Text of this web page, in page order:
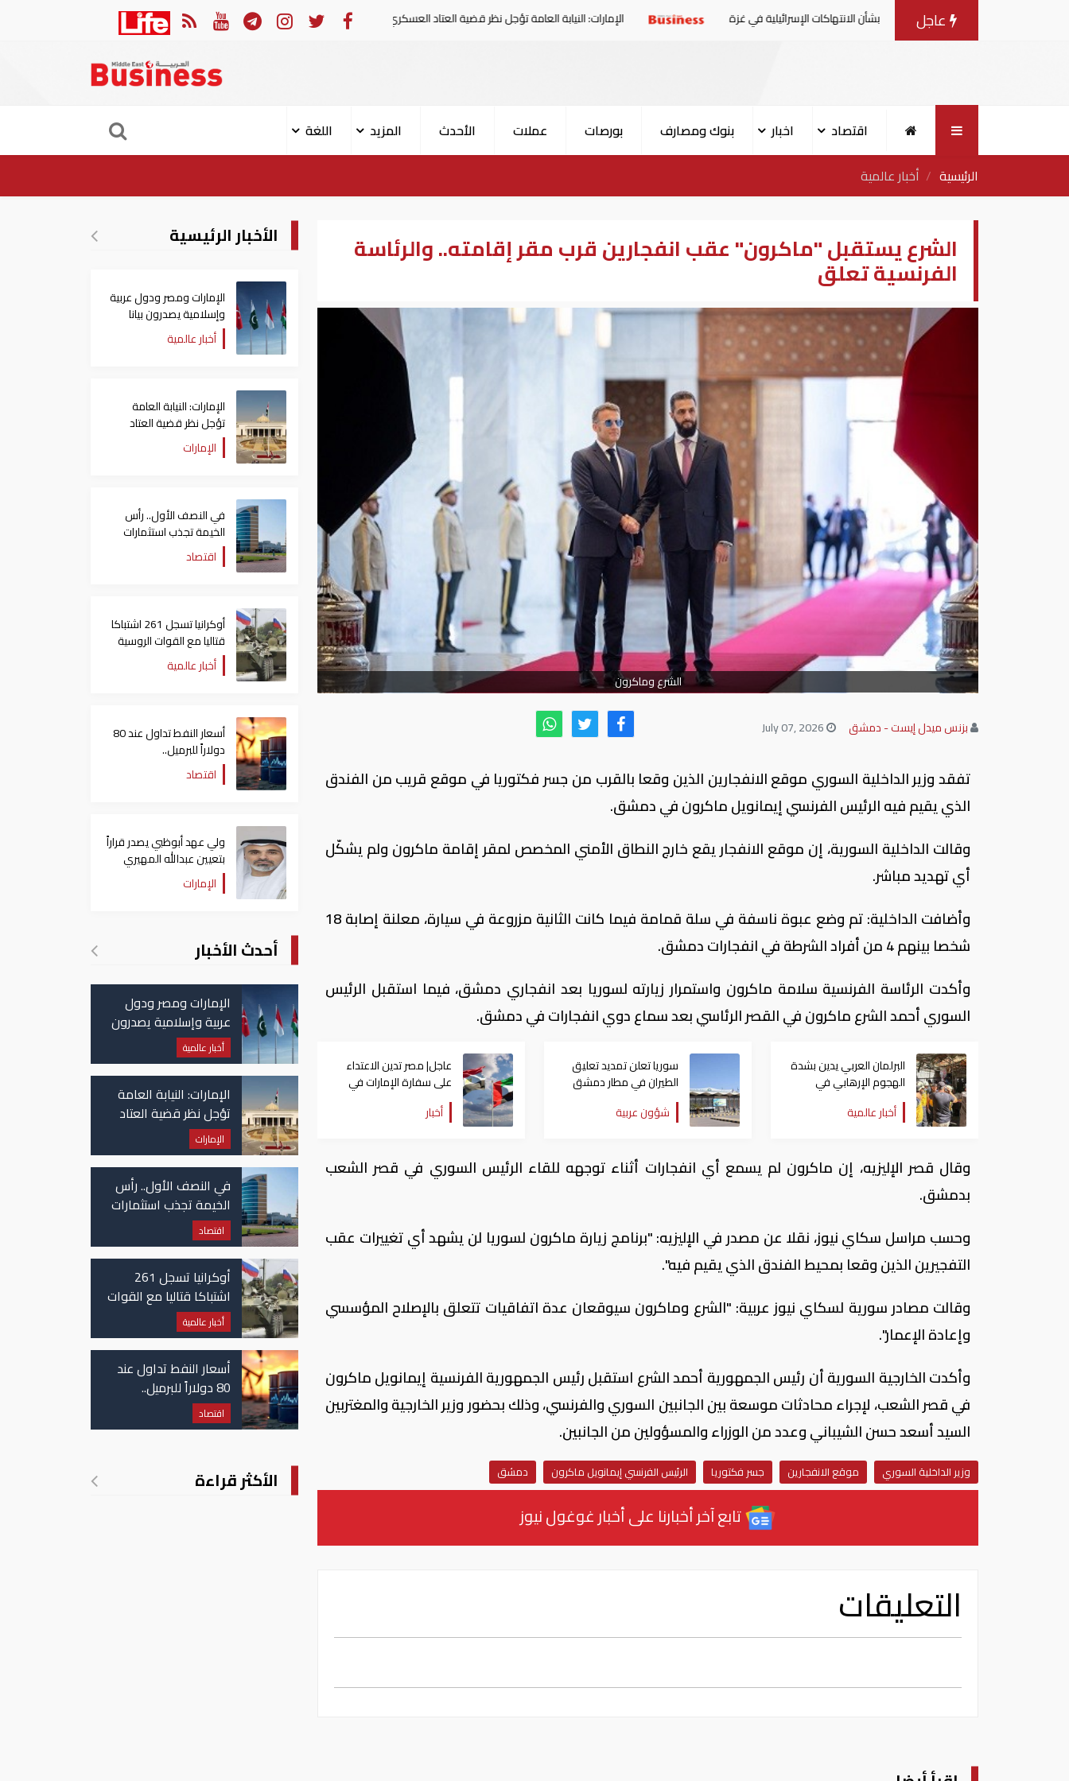
عاجل
يصدرون بيانا مشتركا بشأن الانتهاكات الإسرائيلية في غزة الإمارات: النيابة العامة تؤجل نظر قضية العتاد العسكري للسودان في النصف الأول.. رأس الخيمة تجذب استثمارات تتجاوز 771 مليون درهم
اقتصاد اخبار بنوك ومصارف بورصات عملات الأحدث المزيد
اللغة
الرئيسية
أخبار عالمية
الشرع يستقبل "ماكرون" عقب انفجارين قرب مقر إقامته.. والرئاسة
الفرنسية تعلق
الشرع وماكرون
بزنس ميدل إيست - دمشق
تفقد وزير الداخلية السوري موقع الانفجارين الذين وقعا بالقرب من جسر فكتوريا في موقع قريب من الفندق
الذي يقيم فيه الرئيس الفرنسي إيمانويل ماكرون في دمشق.
وقالت الداخلية السورية، إن موقع الانفجار يقع خارج النطاق الأمني المخصص لمقر إقامة ماكرون ولم يشكّل
أي تهديد مباشر.
وأضافت الداخلية: تم وضع عبوة ناسفة في سلة قمامة فيما كانت الثانية مزروعة في سيارة، معلنة إصابة 18
شخصا بينهم 4 من أفراد الشرطة في انفجارات دمشق.
وأكدت الرئاسة الفرنسية سلامة ماكرون واستمرار زيارته لسوريا بعد انفجاري دمشق، فيما استقبل الرئيس
السوري أحمد الشرع ماكرون في القصر الرئاسي بعد سماع دوي انفجارات في دمشق.
البرلمان العربي يدين بشدة
الهجوم الإرهابي في
دمشق
أخبار عالمية
سوريا تعلن تمديد تعليق
الطيران في مطار دمشق
حتى نهاية اليوم
شؤون عربية
عاجل| مصر تدين الاعتداء
على سفارة الإمارات في
دمشق
أخبار
وقال قصر الإليزيه، إن ماكرون لم يسمع أي انفجارات أثناء توجهه للقاء الرئيس السوري في قصر الشعب
بدمشق.
وحسب مراسل سكاي نيوز، نقلا عن مصدر في الإليزيه: "برنامج زيارة ماكرون لسوريا لن يشهد أي تغييرات عقب
التفجيرين الذين وقعا بمحيط الفندق الذي يقيم فيه".
وقالت مصادر سورية لسكاي نيوز عربية: "الشرع وماكرون سيوقعان عدة اتفاقيات تتعلق بالإصلاح المؤسسي
وإعادة الإعمار".
وأكدت الخارجية السورية أن رئيس الجمهورية أحمد الشرع استقبل رئيس الجمهورية الفرنسية إيمانويل ماكرون
في قصر الشعب، لإجراء محادثات موسعة بين الجانبين السوري والفرنسي، وذلك بحضور وزير الخارجية والمغتربين
السيد أسعد حسن الشيباني وعدد من الوزراء والمسؤولين من الجانبين.
وزير الداخلية السوري موقع الانفجارين جسر فكتوريا الرئيس الفرنسي إيمانويل ماكرون دمشق
تابع آخر أخبارنا على أخبار غوغول نيوز
التعليقات
الأخبار الرئيسية
الإمارات ومصر ودول عربية
وإسلامية يصدرون بيانا
مشتركا بشأن الانتهاكات
الإسرائيلية في غزة
أخبار عالمية
الإمارات: النيابة العامة
تؤجل نظر قضية العتاد
العسكري للسودان
الإمارات
في النصف الأول.. رأس
الخيمة تجذب استثمارات
تتجاوز 771 مليون درهماقتصاد
أوكرانيا تسجل 261 اشتباكا
قتاليا مع القوات الروسية
أخبار عالمية
أسعار النفط تداول عند 80
دولاراً للبرميل..
وتراجع الأسهم الأمريكية
اقتصاد
ولي عهد أبوظبي يصدر قراراً
بتعيين عبدالله المهيري
رئيسا لـ"أبوظبي للتراث"
الإمارات
أحدث الأخبار
الإمارات ومصر ودول
عربية وإسلامية يصدرون
بيانا مشتركا بشأن
الانتهاكات الإسرائيلية
في غزة
أخبار عالمية
الإمارات: النيابة العامة
تؤجل نظر قضية العتاد
العسكري للسودان
الإمارات
في النصف الأول.. رأس
الخيمة تجذب استثمارات
تتجاوز 771 مليون درهم
اقتصاد
أوكرانيا تسجل 261
اشتباكا قتاليا مع القوات
الروسية
أخبار عالمية
أسعار النفط تداول عند
80 دولاراً للبرميل..
وتراجع الأسهم
الأمريكية
اقتصاد
الأكثر قراءة